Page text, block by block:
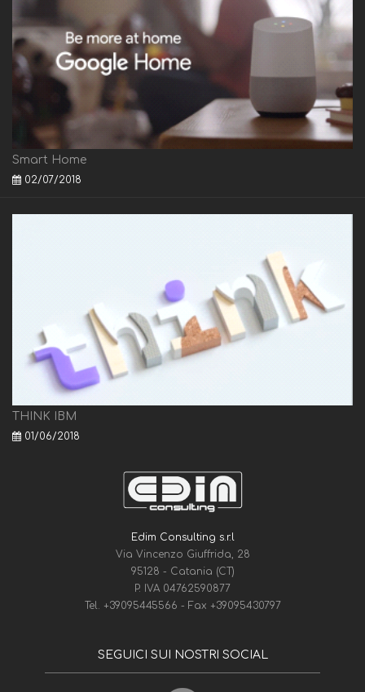
Smart Home
02/07/2018
THINK IBM
01/06/2018
Edim Consulting s.r.l
Via Vincenzo Giuffrida, 28
95128 - Catania (CT)
P. IVA 04762590877
Tel.
+39095445566 - Fax +39095430797
SEGUICI SUI NOSTRI SOCIAL